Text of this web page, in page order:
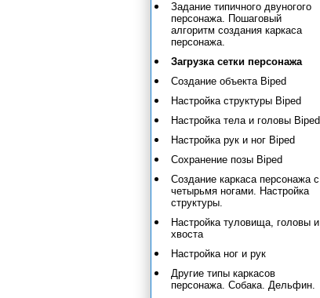
Задание типичного двуногого
персонажа. Пошаговый
алгоритм создания каркаса
персонажа.
Загрузка сетки персонажа
Создание объекта Biped
Настройка структуры Biped
Настройка тела и головы Biped
Настройка рук и ног Biped
Сохранение позы Biped
Создание каркаса персонажа с
четырьмя ногами. Настройка
структуры.
Настройка туловища, головы и
хвоста
Настройка ног и рук
Другие типы каркасов
персонажа. Собака. Дельфин.